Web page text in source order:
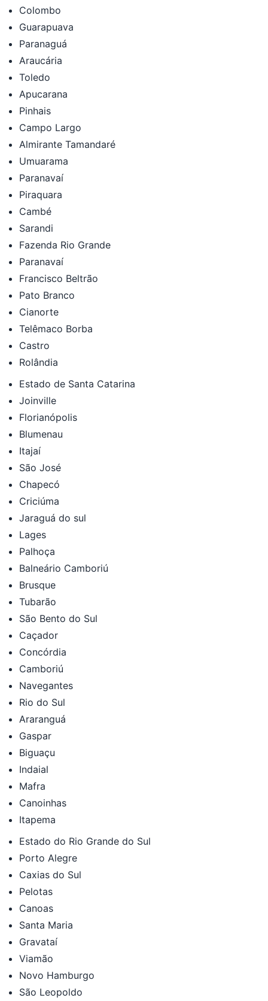
Colombo
Guarapuava
Paranaguá
Araucária
Toledo
Apucarana
Pinhais
Campo Largo
Almirante Tamandaré
Umuarama
Paranavaí
Piraquara
Cambé
Sarandi
Fazenda Rio Grande
Paranavaí
Francisco Beltrão
Pato Branco
Cianorte
Telêmaco Borba
Castro
Rolândia
Estado de Santa Catarina
Joinville
Florianópolis
Blumenau
Itajaí
São José
Chapecó
Criciúma
Jaraguá do sul
Lages
Palhoça
Balneário Camboriú
Brusque
Tubarão
São Bento do Sul
Caçador
Concórdia
Camboriú
Navegantes
Rio do Sul
Araranguá
Gaspar
Biguaçu
Indaial
Mafra
Canoinhas
Itapema
Estado do Rio Grande do Sul
Porto Alegre
Caxias do Sul
Pelotas
Canoas
Santa Maria
Gravataí
Viamão
Novo Hamburgo
São Leopoldo